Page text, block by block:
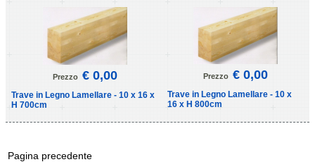
Prezzo € 0,00
Trave in Legno Lamellare - 10 x 16 x
H 700cm
Prezzo € 0,00
Trave in Legno Lamellare - 10 x
16 x H 800cm
Pagina precedente